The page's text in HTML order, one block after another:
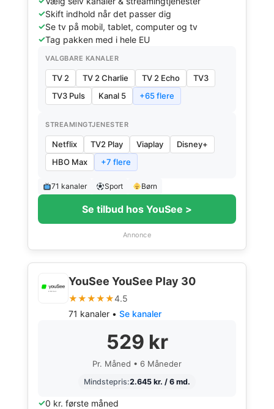
Skift indhold når det passer dig
Se tv på mobil, tablet, computer og tv
Tag pakken med i hele EU
VALGBARE KANALER
TV 2 TV 2 Charlie TV 2 Echo
TV3
TV3 Puls
Kanal 5 +65 flere
STREAMINGTJENESTER
Netflix TV2 Play Viaplay
Disney+
HBO Max
+7 flere
71 kanaler Sport Børn
Se tilbud hos YouSee >
Annonce
YouSee YouSee Play 30
★★★★★4.5
71 kanaler • Se kanaler
529 kr
Pr. Måned • 6 Måneder
Mindstepris:2.645 kr. / 6 md.
0 kr. første måned